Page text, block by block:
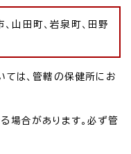
山田町、岩泉町、田野
は、管轄の保健所にお
場合があります。必ず管